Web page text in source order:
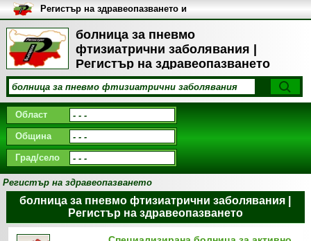
болница за пневмо
фтизиатрични заболявания |
Регистър на здравеопазването
Регистър на здравеопазването и
медицинските заведения в
България
Област
Община
Град/село
Регистър на здравеопазването
болница за пневмо фтизиатрични заболявания |
Регистър на здравеопазването